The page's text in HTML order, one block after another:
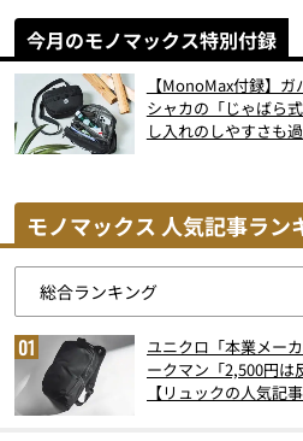
今月のモノマックス特別付録
【MonoMax付録】
シャカの「じゃばら
し入れのしやすさも
モノマックス 人気記事ラン
ユニクロ「本業メー
ークマン「2,500円
【リュックの人気記